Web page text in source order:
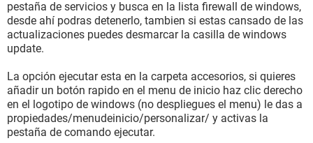
pestaña de servicios y busca en la lista firewall de windows,
desde ahí podras detenerlo, tambien si estas cansado de las
actualizaciones puedes desmarcar la casilla de windows
update.
La opción ejecutar esta en la carpeta accesorios, si quieres
añadir un botón rapido en el menu de inicio haz clic derecho
en el logotipo de windows (no despliegues el menu) le das a
propiedades/menudeinicio/personalizar/ y activas la
pestaña de comando ejecutar.